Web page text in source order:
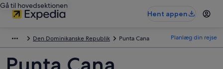
Gå til hovedsektionen
Hent appen
Den Dominikanske Republik Punta Cana Planlæg din rejse